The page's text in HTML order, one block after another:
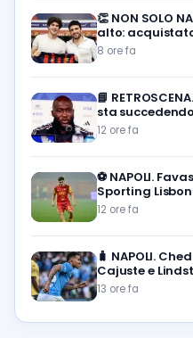
👏 NON SOLO
alto:
8 ore fa
📘
sta succedendo
12 ore fa
⚽️ NAPOLI.
Sporting
12 ore fa
🧳 NAPOLI.
Cajuste e
13 ore fa